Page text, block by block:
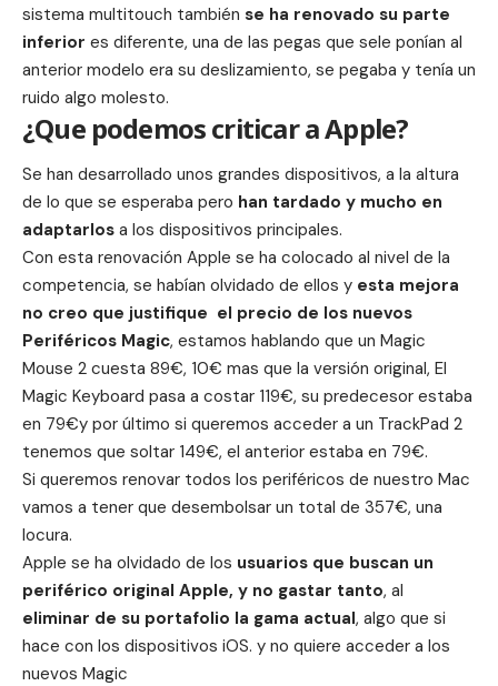
sistema multitouch también se ha renovado su parte
inferior es diferente, una de las pegas que sele ponían al
anterior modelo era su deslizamiento, se pegaba y tenía un
ruido algo molesto.
¿Que podemos criticar a Apple?
Se han desarrollado unos grandes dispositivos, a la altura
de lo que se esperaba pero han tardado y mucho en
adaptarlos a los dispositivos principales.
Con esta renovación Apple se ha colocado al nivel de la
competencia, se habían olvidado de ellos y esta mejora
no creo que justifique el precio de los nuevos
Periféricos Magic, estamos hablando que un Magic
Mouse 2 cuesta 89€, 10€ mas que la versión original, El
Magic Keyboard pasa a costar 119€, su predecesor estaba
en 79€y por último si queremos acceder a un TrackPad 2
tenemos que soltar 149€, el anterior estaba en 79€.
Si queremos renovar todos los periféricos de nuestro Mac
vamos a tener que desembolsar un total de 357€, una
locura.
Apple se ha olvidado de los usuarios que buscan un
periférico original Apple, y no gastar tanto, al
eliminar de su portafolio la gama actual, algo que si
hace con los dispositivos iOS. y no quiere acceder a los
nuevos Magic